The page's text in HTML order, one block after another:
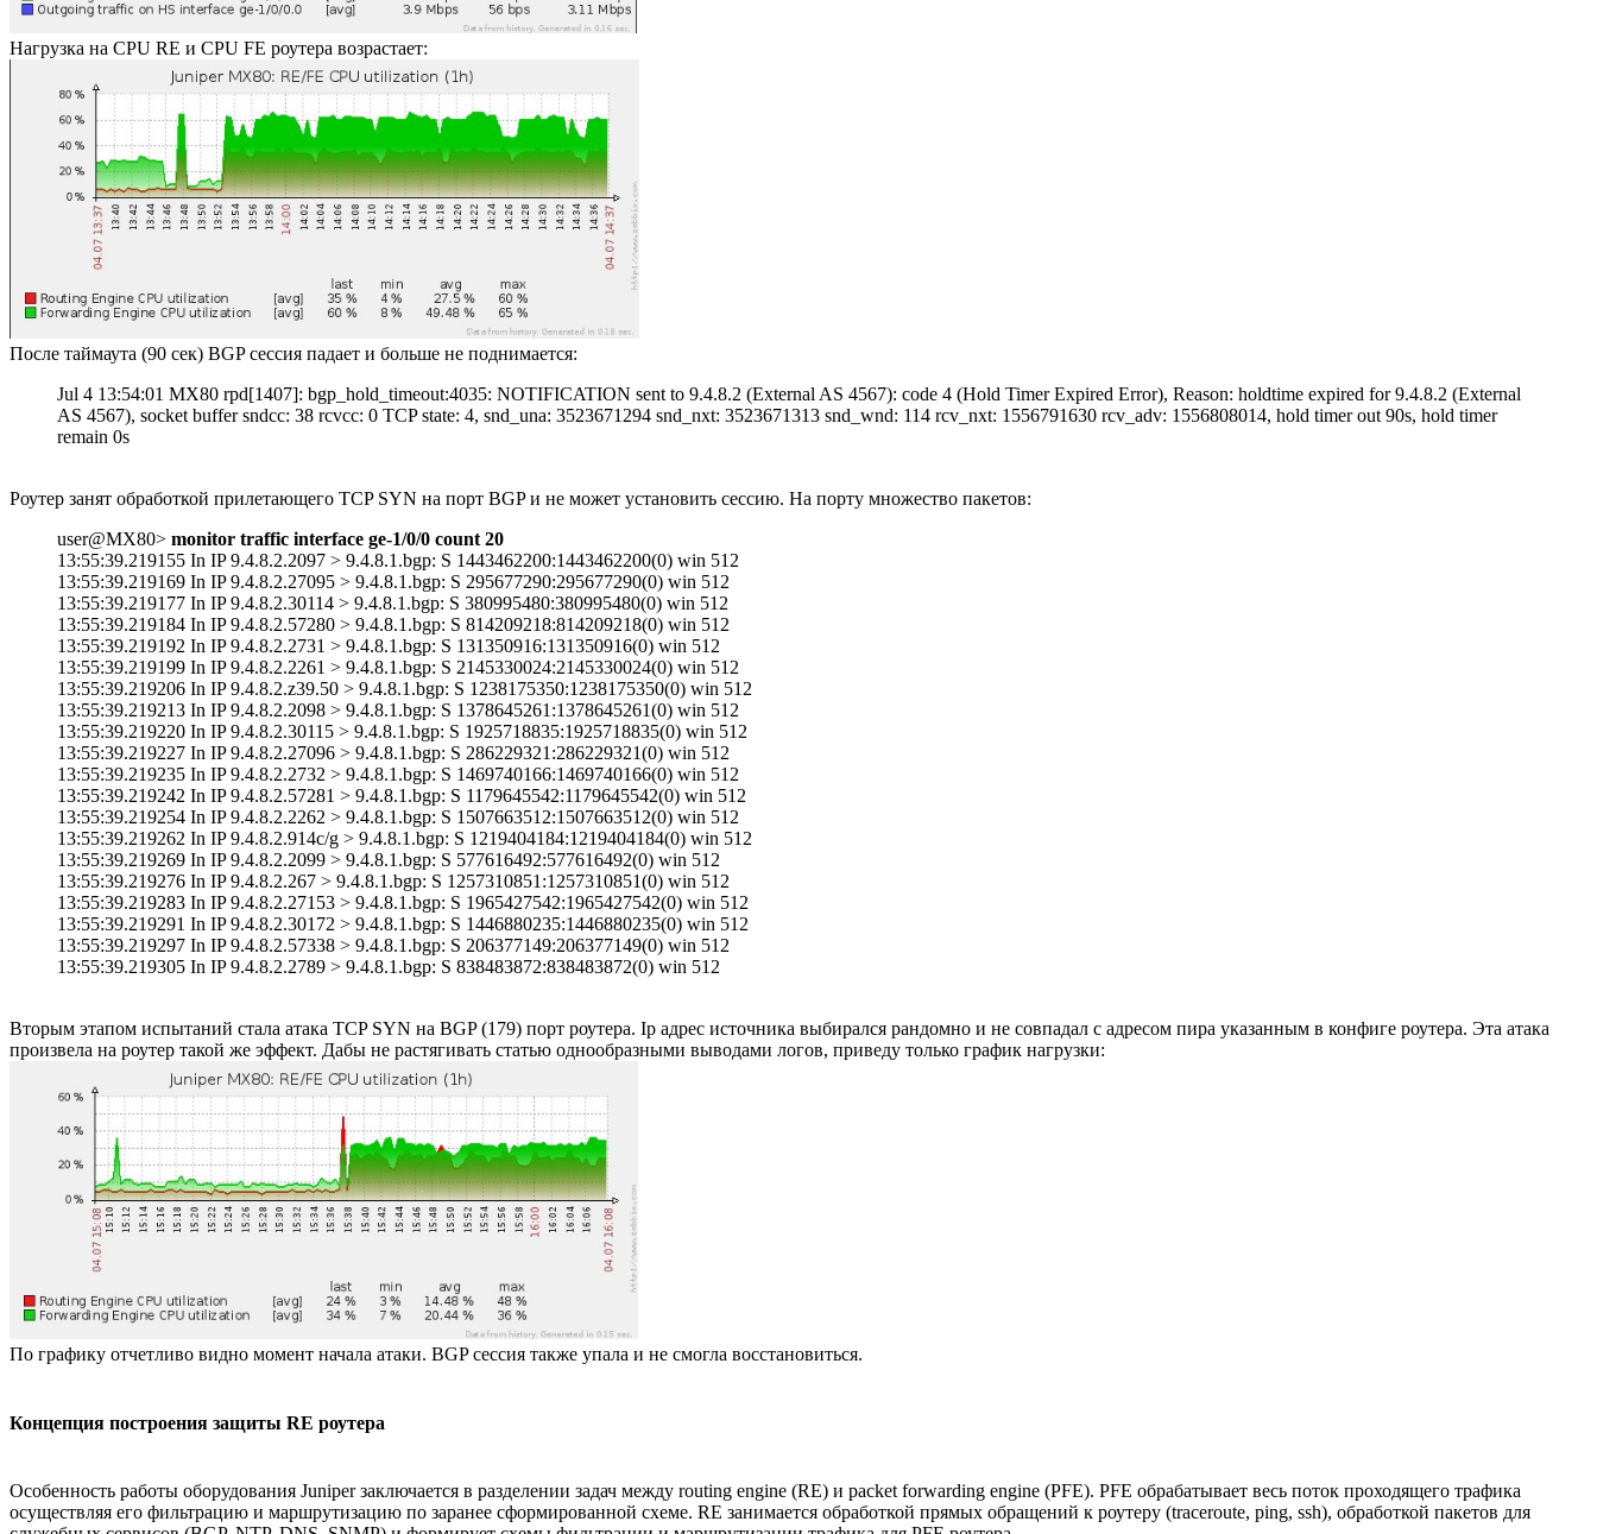
Нагрузка на CPU RE и CPU FE роутера возрастает:
После таймаута (90 сек) BGP сессия падает и больше не поднимается:
Jul 4 13:54:01 MX80 rpd[1407]: bgp_hold_timeout:4035: NOTIFICATION sent to 9.4.8.2 (External AS 4567): code 4 (Hold Timer Expired Error), Reason: holdtime expired for 9.4.8.2 (External
AS 4567), socket buffer sndcc: 38 rcvcc: 0 TCP state: 4, snd_una: 3523671294 snd_nxt: 3523671313 snd_wnd: 114 rcv_nxt: 1556791630 rcv_adv: 1556808014, hold timer out 90s, hold timer
remain 0s
Роутер занят обработкой прилетающего TCP SYN на порт BGP и не может установить сессию. На порту множество пакетов:
user@MX80> monitor traffic interface ge-1/0/0 count 20
13:55:39.219155 In IP 9.4.8.2.2097 > 9.4.8.1.bgp: S 1443462200:1443462200(0) win 512
13:55:39.219169 In IP 9.4.8.2.27095 > 9.4.8.1.bgp: S 295677290:295677290(0) win 512
13:55:39.219177 In IP 9.4.8.2.30114 > 9.4.8.1.bgp: S 380995480:380995480(0) win 512
13:55:39.219184 In IP 9.4.8.2.57280 > 9.4.8.1.bgp: S 814209218:814209218(0) win 512
13:55:39.219192 In IP 9.4.8.2.2731 > 9.4.8.1.bgp: S 131350916:131350916(0) win 512
13:55:39.219199 In IP 9.4.8.2.2261 > 9.4.8.1.bgp: S 2145330024:2145330024(0) win 512
13:55:39.219206 In IP 9.4.8.2.z39.50 > 9.4.8.1.bgp: S 1238175350:1238175350(0) win 512
13:55:39.219213 In IP 9.4.8.2.2098 > 9.4.8.1.bgp: S 1378645261:1378645261(0) win 512
13:55:39.219220 In IP 9.4.8.2.30115 > 9.4.8.1.bgp: S 1925718835:1925718835(0) win 512
13:55:39.219227 In IP 9.4.8.2.27096 > 9.4.8.1.bgp: S 286229321:286229321(0) win 512
13:55:39.219235 In IP 9.4.8.2.2732 > 9.4.8.1.bgp: S 1469740166:1469740166(0) win 512
13:55:39.219242 In IP 9.4.8.2.57281 > 9.4.8.1.bgp: S 1179645542:1179645542(0) win 512
13:55:39.219254 In IP 9.4.8.2.2262 > 9.4.8.1.bgp: S 1507663512:1507663512(0) win 512
13:55:39.219262 In IP 9.4.8.2.914c/g > 9.4.8.1.bgp: S 1219404184:1219404184(0) win 512
13:55:39.219269 In IP 9.4.8.2.2099 > 9.4.8.1.bgp: S 577616492:577616492(0) win 512
13:55:39.219276 In IP 9.4.8.2.267 > 9.4.8.1.bgp: S 1257310851:1257310851(0) win 512
13:55:39.219283 In IP 9.4.8.2.27153 > 9.4.8.1.bgp: S 1965427542:1965427542(0) win 512
13:55:39.219291 In IP 9.4.8.2.30172 > 9.4.8.1.bgp: S 1446880235:1446880235(0) win 512
13:55:39.219297 In IP 9.4.8.2.57338 > 9.4.8.1.bgp: S 206377149:206377149(0) win 512
13:55:39.219305 In IP 9.4.8.2.2789 > 9.4.8.1.bgp: S 838483872:838483872(0) win 512
Вторым этапом испытаний стала атака TCP SYN на BGP (179) порт роутера. Ip адрес источника выбирался рандомно и не совпадал с адресом пира указанным в конфиге роутера. Эта атака
произвела на роутер такой же эффект. Дабы не растягивать статью однообразными выводами логов, приведу только график нагрузки:
По графику отчетливо видно момент начала атаки. BGP сессия также упала и не смогла восстановиться.
Концепция построения защиты RE роутера
Особенность работы оборудования Juniper заключается в разделении задач между routing engine (RE) и packet forwarding engine (PFE). PFE обрабатывает весь поток проходящего трафика
осуществляя его фильтрацию и маршрутизацию по заранее сформированной схеме. RE занимается обработкой прямых обращений к роутеру (traceroute, ping, ssh), обработкой пакетов для